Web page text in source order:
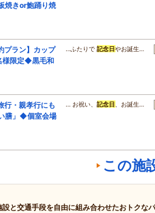
焼きor鮑踊り焼
プラン】カップ
様限定◆黒毛和
…ふたりで記念日やお誕生…
行・親孝行にも
膳」◆個室会場
… お祝い、記念日 、お誕生…
この施
設と交通手段を自由に組み合わせたおトクな